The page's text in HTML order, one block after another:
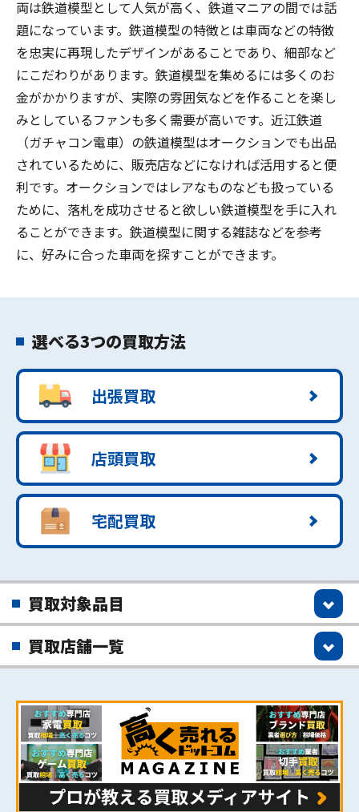
両は鉄道模型として人気が高く、鉄道マニアの間では話
題になっています。鉄道模型の特徴とは車両などの特徴
を忠実に再現したデザインがあることであり、細部など
にこだわりがあります。鉄道模型を集めるには多くのお
金がかかりますが、実際の雰囲気などを作ることを楽し
みとしているファンも多く需要が高いです。近江鉄道
（ガチャコン電車）の鉄道模型はオークションでも出品
されているために、販売店などになければ活用すると便
利です。オークションではレアなものなども扱っている
ために、落札を成功させると欲しい鉄道模型を手に入れ
ることができます。鉄道模型に関する雑誌などを参考
に、好みに合った車両を探すことができます。
選べる3つの買取方法
出張買取
店頭買取
宅配買取
買取対象品目
買取店舗一覧